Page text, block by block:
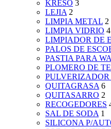
KRESO 3
LEJIA 2
LIMPIA METAL 2
LIMPIA VIDRIO 4
LIMPIADOR DE
PALOS DE
PASTIA PARA
PLOMERO DE
PULVERIZADOR
QUITAGRASA 6
QUITASARRO 2
RECOGEDORES
SAL DE SODA 1
SILICONA P/